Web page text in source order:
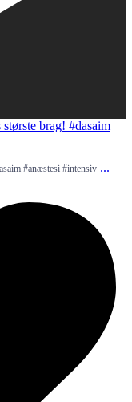
#anæstesi #intensiv ...